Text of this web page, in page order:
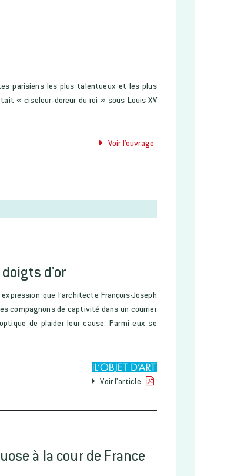
parisiens les plus talentueux et les plus
« ciseleur-doreur du roi » sous Louis XV
Voir l'ouvrage
d'or
que l’architecte François-Joseph
compagnons de captivité dans un courrier
de plaider leur cause. Parmi eux se
Voir l'article
à la cour de France